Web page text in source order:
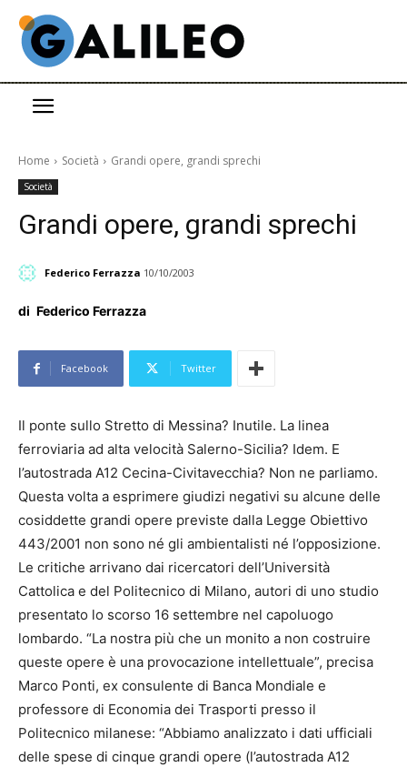
Home Società Grandi opere, grandi sprechi
Società
Grandi opere, grandi sprechi
Federico Ferrazza 10/10/2003
di Federico Ferrazza
Facebook Twitter
Il ponte sullo Stretto di Messina? Inutile. La linea
ferroviaria ad alta velocità Salerno-Sicilia? Idem. E
l’autostrada A12 Cecina-Civitavecchia? Non ne parliamo.
Questa volta a esprimere giudizi negativi su alcune delle
cosiddette grandi opere previste dalla Legge Obiettivo
443/2001 non sono né gli ambientalisti né l’opposizione.
Le critiche arrivano dai ricercatori dell’Università
Cattolica e del Politecnico di Milano, autori di uno studio
presentato lo scorso 16 settembre nel capoluogo
lombardo. “La nostra più che un monito a non costruire
queste opere è una provocazione intellettuale”, precisa
Marco Ponti, ex consulente di Banca Mondiale e
professore di Economia dei Trasporti presso il
Politecnico milanese: “Abbiamo analizzato i dati ufficiali
delle spese di cinque grandi opere (l’autostrada A12